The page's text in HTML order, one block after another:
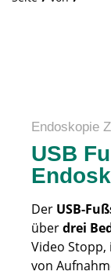
Endoskopie
USB
Der USB-
überdrei
Video
von